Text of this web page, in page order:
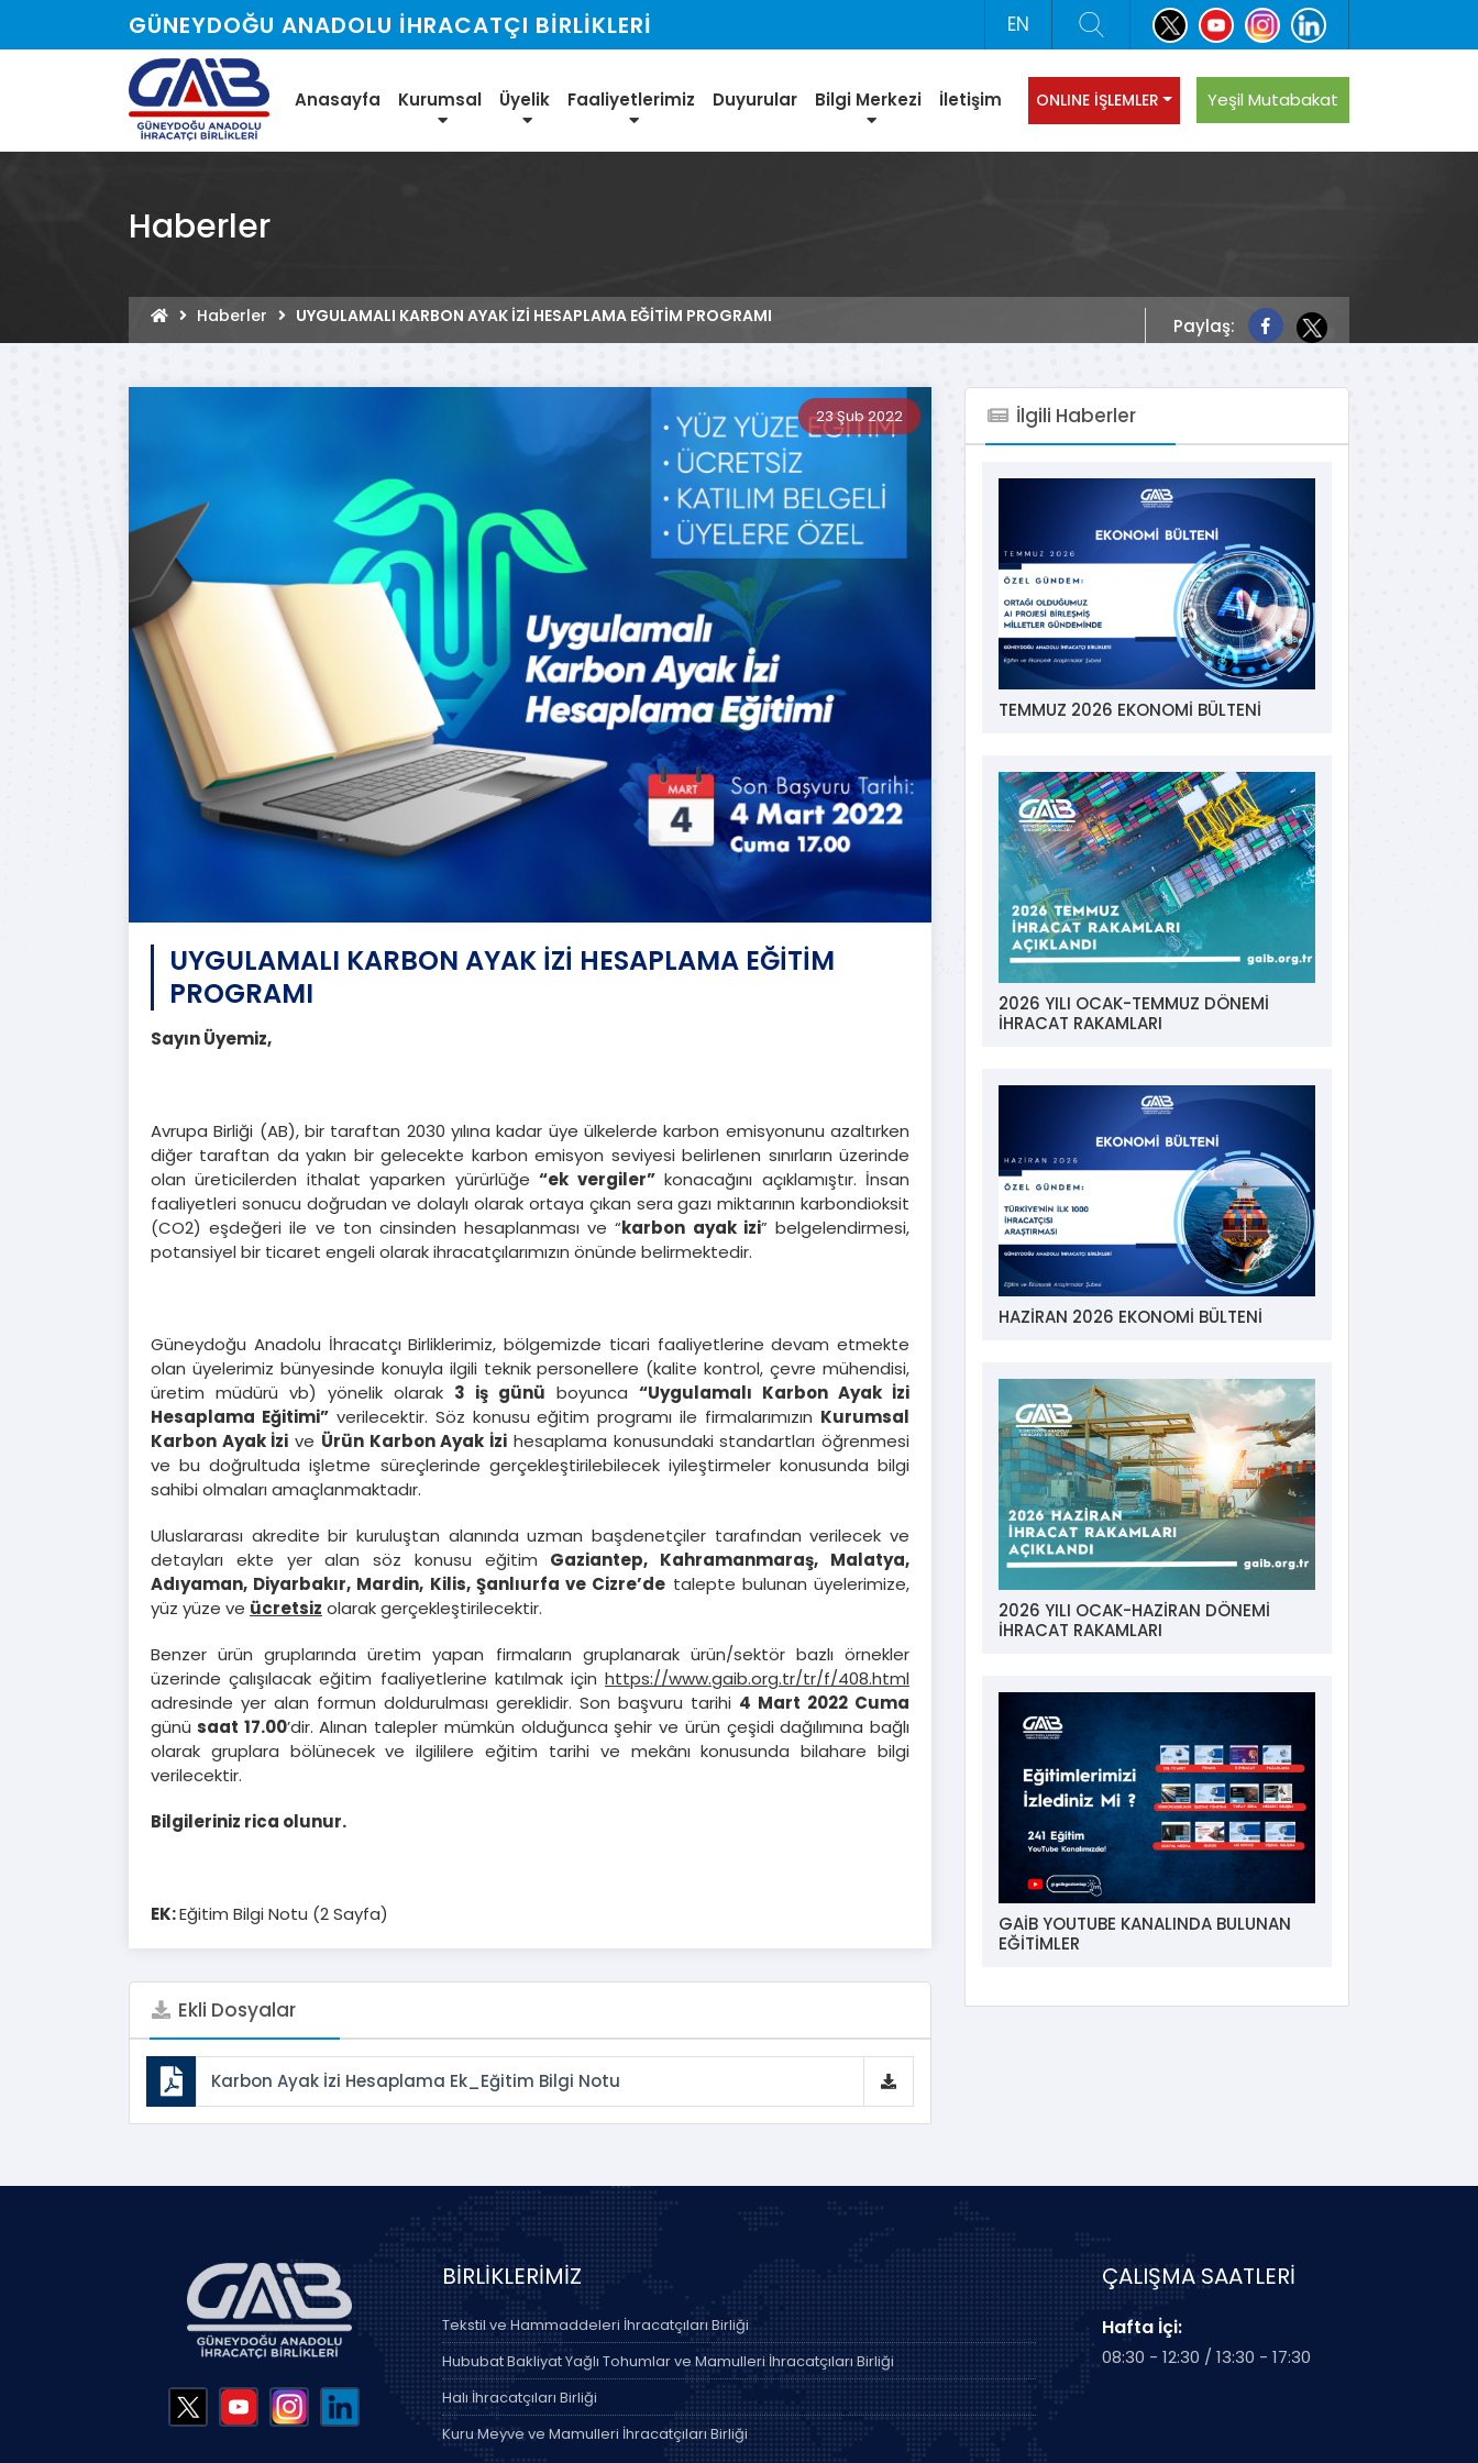
GÜNEYDOĞU ANADOLU İHRACATÇI BİRLİKLERİ EN
Anasayfa Kurumsal Üyelik Faaliyetlerimiz Duyurular Bilgi Merkezi İletişim ONLINE İŞLEMLER Yeşil Mutabakat
Haberler
Haberler UYGULAMALI KARBON AYAK İZİ HESAPLAMA EĞİTİM PROGRAMI Paylaş:
23 Şub 2022
UYGULAMALI KARBON AYAK İZİ HESAPLAMA EĞİTİM
PROGRAMI
Sayın Üyemiz,
Avrupa Birliği (AB), bir taraftan 2030 yılına kadar üye ülkelerde karbon emisyonunu azaltırken
diğer taraftan da yakın bir gelecekte karbon emisyon seviyesi belirlenen sınırların üzerinde
olan üreticilerden ithalat yaparken yürürlüğe“ek vergiler”konacağını açıklamıştır. İnsan
faaliyetleri sonucu doğrudan ve dolaylı olarak ortaya çıkan sera gazı miktarının karbondioksit
(CO2) eşdeğeri ile ve ton cinsinden hesaplanması ve “karbon ayak izi” belgelendirmesi,
potansiyel bir ticaret engeli olarak ihracatçılarımızın önünde belirmektedir.
Güneydoğu Anadolu İhracatçı Birliklerimiz, bölgemizde ticari faaliyetlerine devam etmekte
olan üyelerimiz bünyesinde konuyla ilgili teknik personellere (kalite kontrol, çevre mühendisi,
üretim müdürü vb) yönelik olarak 3 iş günü boyunca “Uygulamalı Karbon Ayak İzi
Hesaplama Eğitimi”verilecektir. Söz konusu eğitim programı ile firmalarımızın Kurumsal
Karbon Ayak İzi ve Ürün Karbon Ayak İzi hesaplama konusundaki standartları öğrenmesi
ve bu doğrultuda işletme süreçlerinde gerçekleştirilebilecek iyileştirmeler konusunda bilgi
sahibi olmaları amaçlanmaktadır.
Uluslararası akredite bir kuruluştan alanında uzman başdenetçiler tarafından verilecek ve
detayları ekte yer alan söz konusu eğitim Gaziantep, Kahramanmaraş, Malatya,
Adıyaman, Diyarbakır, Mardin, Kilis, Şanlıurfa ve Cizre’de talepte bulunan üyelerimize,
yüz yüze ve ücretsiz olarak gerçekleştirilecektir.
Benzer ürün gruplarında üretim yapan firmaların gruplanarak ürün/sektör bazlı örnekler
üzerinde çalışılacak eğitim faaliyetlerine katılmak için https://www.gaib.org.tr/tr/f/408.html
adresinde yer alan formun doldurulması gereklidir. Son başvuru tarihi 4 Mart 2022 Cuma
günü saat 17.00’dir. Alınan talepler mümkün olduğunca şehir ve ürün çeşidi dağılımına bağlı
olarak gruplara bölünecek ve ilgililere eğitim tarihi ve mekânı konusunda bilahare bilgi
verilecektir.
Bilgileriniz rica olunur.
EK:Eğitim Bilgi Notu (2 Sayfa)
Ekli Dosyalar
Karbon Ayak İzi Hesaplama Ek_Eğitim Bilgi Notu
İlgili Haberler
TEMMUZ 2026 EKONOMİ BÜLTENİ
2026 YILI OCAK-TEMMUZ DÖNEMİ
İHRACAT RAKAMLARI
HAZİRAN 2026 EKONOMİ BÜLTENİ
2026 YILI OCAK-HAZİRAN DÖNEMİ
İHRACAT RAKAMLARI
GAİB YOUTUBE KANALINDA BULUNAN
EĞİTİMLER
BİRLİKLERİMİZ
Tekstil ve Hammaddeleri İhracatçıları Birliği
Hububat Bakliyat Yağlı Tohumlar ve Mamulleri İhracatçıları Birliği
Halı İhracatçıları Birliği
Kuru Meyve ve Mamulleri İhracatçıları Birliği
ÇALIŞMA SAATLERİ
Hafta İçi:
08:30 - 12:30 / 13:30 - 17:30